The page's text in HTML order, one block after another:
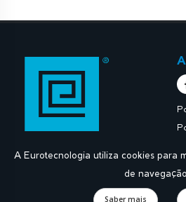
A Eurotecnologia utiliza cookies para
de
Saber mais